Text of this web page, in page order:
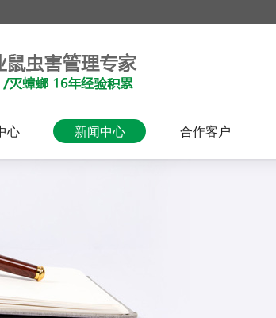
心 新闻中心 合作客户